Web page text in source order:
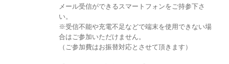
メール受信ができるスマートフォンをご持参下さ
い。
※受信不能や充電不足などで端末を使用できない場
合はご参加いただけません。
（ご参加費はお振替対応とさせて頂きます）